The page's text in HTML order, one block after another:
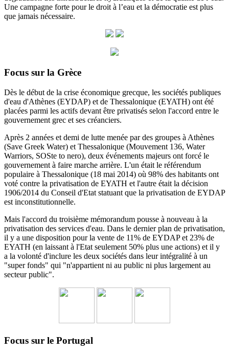
Une campagne forte pour le droit à l’eau et la démocratie est plus
que jamais nécessaire.
Focus sur la Grèce
Dès le début de la crise économique grecque, les sociétés publiques
d'eau d'Athènes (EYDAP) et de Thessalonique (EYATH) ont été
placées parmi les actifs devant être privatisés selon l'accord entre le
gouvernement grec et ses créanciers.
Après 2 années et demi de lutte menée par des groupes à Athènes
(Save Greek Water) et Thessalonique (Mouvement 136, Water
Warriors, SOSte to nero), deux événements majeurs ont forcé le
gouvernement à faire marche arrière. L'un était le référendum
populaire à Thessalonique (18 mai 2014) où 98% des habitants ont
voté contre la privatisation de EYATH et l'autre était la décision
1906/2014 du Conseil d'Etat statuant que la privatisation de EYDAP
est inconstitutionnelle.
Mais l'accord du troisième mémorandum pousse à nouveau à la
privatisation des services d'eau. Dans le dernier plan de privatisation,
il y a une disposition pour la vente de 11% de EYDAP et 23% de
EYATH (en laissant à l'Etat seulement 50% plus une actions) et il y
a la volonté d'inclure les deux sociétés dans leur intégralité à un
"super fonds" qui "n'appartient ni au public ni plus largement au
secteur public".
Focus sur le Portugal